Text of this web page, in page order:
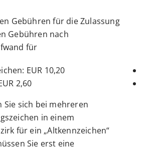
Gebühren für die Zulassung
Gebühren nach
für
EUR 10,20
2,60
Sie sich bei mehreren
in einem
für ein „Altkennzeichen“
Sie erst eine